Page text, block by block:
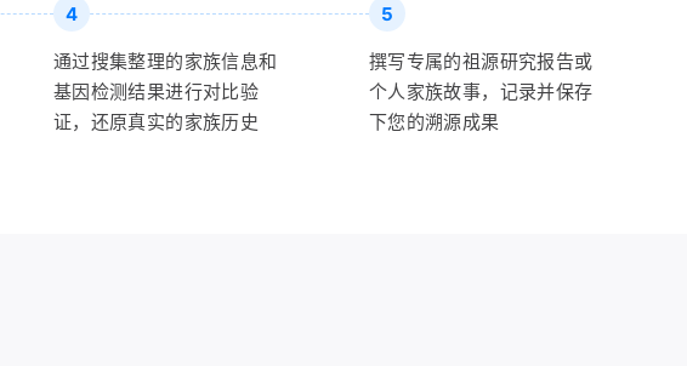
4
通过搜集整理的家族信息和
基因检测结果进行对比验
证，还原真实的家族历史
5
撰写专属的祖源研究报告或
个人家族故事，记录并保存
下您的溯源成果